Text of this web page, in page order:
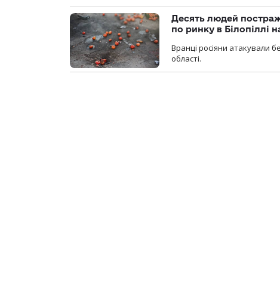
Десять людей
по ринку в Білопіллі
Вранці росіяни атакували
області.